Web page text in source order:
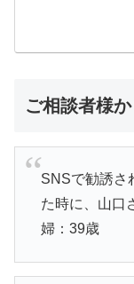
ご相談者様
SNSで勧誘さ
た時に、山口
婦：39歳